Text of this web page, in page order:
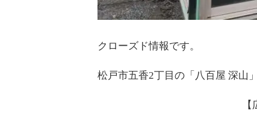
クローズド情報です。
松戸市五香2丁目の「八百屋 深山